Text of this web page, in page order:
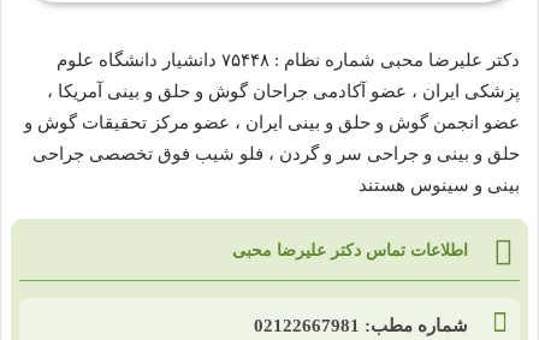
دکتر علیرضا محبی شماره نظام : ۷۵۴۴۸ دانشیار دانشگاه علوم
پزشکی ایران ، عضو آکادمی جراحان گوش و حلق و بینی آمریکا ،
عضو انجمن گوش و حلق و بینی ایران ، عضو مرکز تحقیقات گوش و
حلق و بینی و جراحی سر و گردن ، فلو شیب فوق تخصصی جراحی
بینی و سینوس هستند
اطلاعات تماس دکتر علیرضا محبی
شماره مطب: 02122667981